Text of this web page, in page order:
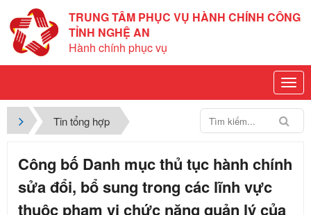
TRUNG TÂM PHỤC VỤ HÀNH CHÍNH CÔNG
TỈNH NGHỆ AN
Hành chính phục vụ
Tin tổng hợp
Công bố Danh mục thủ tục hành chính
sửa đổi, bổ sung trong các lĩnh vực
thuộc phạm vi chức năng quản lý của